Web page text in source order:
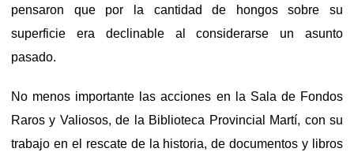
pensaron que por la cantidad de hongos sobre su
superficie era declinable al considerarse un asunto
pasado.
No menos importante las acciones en la Sala de Fondos
Raros y Valiosos, de la Biblioteca Provincial Martí, con su
trabajo en el rescate de la historia, de documentos y libros